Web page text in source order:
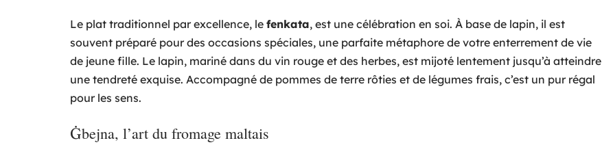
Le plat traditionnel par excellence, le fenkata, est une célébration en soi. À base de lapin, il est
souvent préparé pour des occasions spéciales, une parfaite métaphore de votre enterrement de vie
de jeune fille. Le lapin, mariné dans du vin rouge et des herbes, est mijoté lentement jusqu’à atteindre
une tendreté exquise. Accompagné de pommes de terre rôties et de légumes frais, c’est un pur régal
pour les sens.
Ġbejna, l’art du fromage maltais